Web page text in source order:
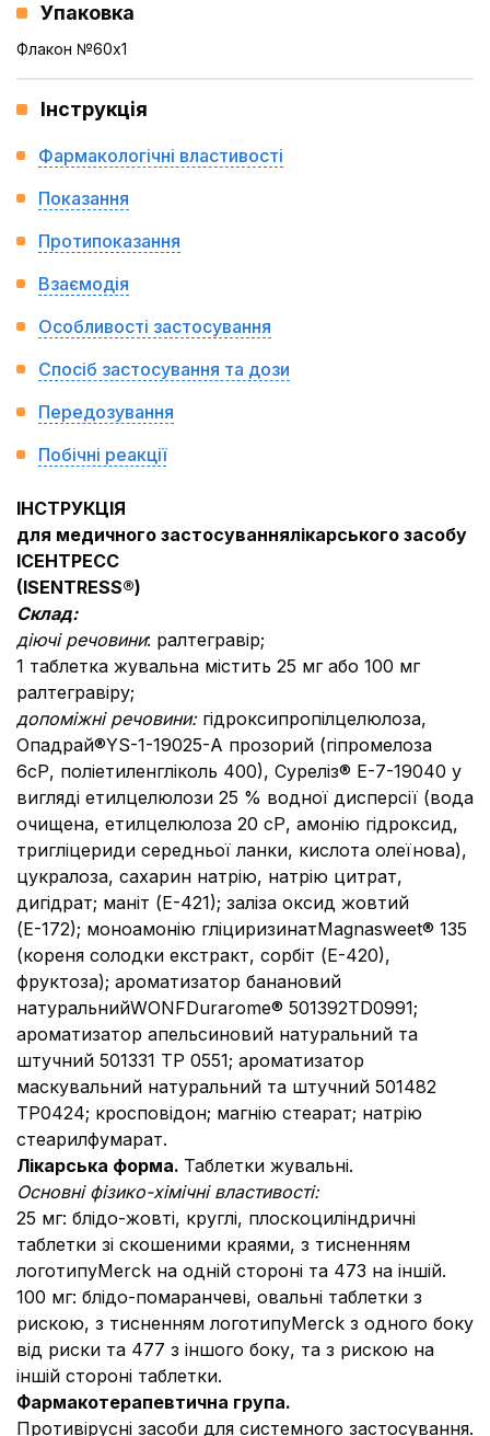
Упаковка
Флакон №60x1
Інструкція
Фармакологічні властивості
Показання
Протипоказання
Взаємодія
Особливості застосування
Спосіб застосування та дози
Передозування
Побічні реакції
ІНСТРУКЦІЯ
для медичного застосуваннялікарського засобу
ІСЕНТРЕСС
(ISENTRESS®)
Склад:
діючі речовини: ралтегравір;
1 таблетка жувальна містить 25 мг або 100 мг
ралтегравіру;
допоміжні речовини: гідроксипропілцелюлоза,
Опадрай®YS-1-19025-А прозорий (гіпромелоза
6сР, поліетиленгліколь 400), Суреліз® Е-7-19040 у
вигляді етилцелюлози 25 % водної дисперсії (вода
очищена, етилцелюлоза 20 сР, амонію гідроксид,
тригліцериди середньої ланки, кислота олеїнова),
цукралоза, сахарин натрію, натрію цитрат,
дигідрат; маніт (Е-421); заліза оксид жовтий
(Е-172); моноамонію гліциризинатMagnasweet® 135
(кореня солодки екстракт, сорбіт (Е-420),
фруктоза); ароматизатор банановий
натуральнийWONFDurarome® 501392TD0991;
ароматизатор апельсиновий натуральний та
штучний 501331 ТР 0551; ароматизатор
маскувальний натуральний та штучний 501482
ТР0424; кросповідон; магнію стеарат; натрію
стеарилфумарат.
Лікарська форма. Таблетки жувальні.
Основні фізико-хімічні властивості:
25 мг: блідо-жовті, круглі, плоскоциліндричні
таблетки зі скошеними краями, з тисненням
логотипуMerck на одній стороні та 473 на іншій.
100 мг: блідо-помаранчеві, овальні таблетки з
рискою, з тисненням логотипуMerck з одного боку
від риски та 477 з іншого боку, та з рискою на
іншій стороні таблетки.
Фармакотерапевтична група.
Противірусні засоби для системного застосування.